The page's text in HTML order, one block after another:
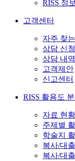
RISS 정
고객센터
자주 찾
상담 신청
상담 내
고객제안
신고센터
RISS 활용도
자료 현
주제별
학술지
복사/대
복사/대